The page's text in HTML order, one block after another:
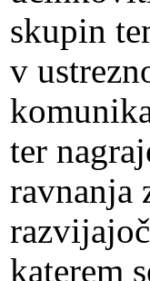
skupin
v
ter
ravnanja
katerem